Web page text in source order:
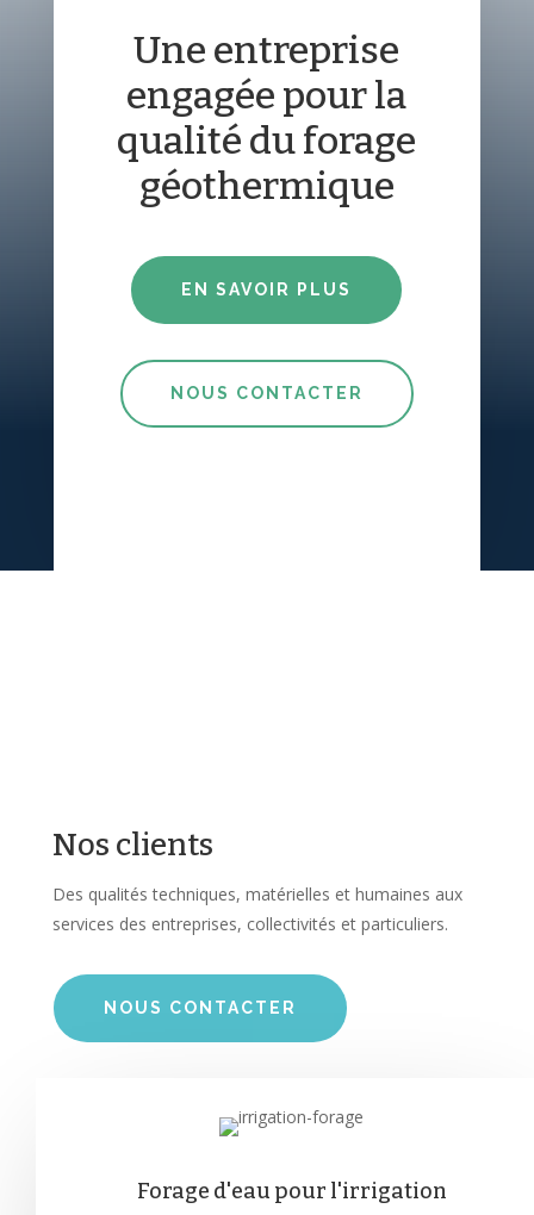
Une entreprise
engagée pour la
qualité du forage
géothermique
EN SAVOIR PLUS
NOUS CONTACTER
Nos clients
Des qualités techniques, matérielles et humaines aux
services des entreprises, collectivités et particuliers.
NOUS CONTACTER
Forage d'eau pour l'irrigation